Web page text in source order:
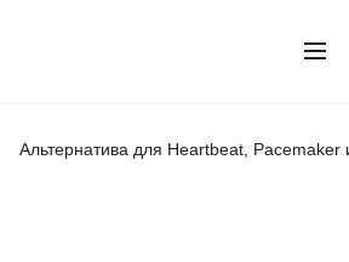
Альтернатива для Heartbeat, Pacemaker